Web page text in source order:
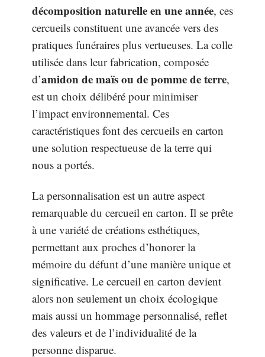
décomposition naturelle en une année, ces
cercueils constituent une avancée vers des
pratiques funéraires plus vertueuses. La colle
utilisée dans leur fabrication, composée
d’amidon de maïs ou de pomme de terre,
est un choix délibéré pour minimiser
l’impact environnemental. Ces
caractéristiques font des cercueils en carton
une solution respectueuse de la terre qui
nous a portés.
La personnalisation est un autre aspect
remarquable du cercueil en carton. Il se prête
à une variété de créations esthétiques,
permettant aux proches d’honorer la
mémoire du défunt d’une manière unique et
significative. Le cercueil en carton devient
alors non seulement un choix écologique
mais aussi un hommage personnalisé, reflet
des valeurs et de l’individualité de la
personne disparue.